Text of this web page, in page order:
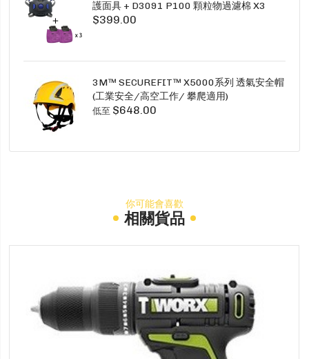
護面具 + D3091 P100 顆粒物過濾棉 X3
SECURE CLICK HF-802SD HF-800SD 系列
$399.00
3M™ SECUREFIT™ X5000系列 透氣安全帽
(工業安全/高空工作/ 攀爬適用)
低至 $648.00
你可能會喜歡
相關貨品